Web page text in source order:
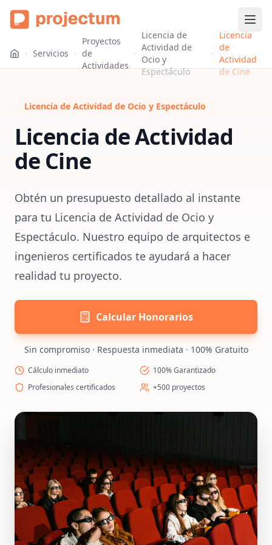
Servicios
Proyectos
de
Actividades
Licencia de
Actividad de
Ocio y
Espectáculo
Licencia
de
Actividad
de Cine
Licencia de Actividad de Ocio y Espectáculo
Licencia de Actividad
de Cine
Obtén un presupuesto detallado al instante
para tu Licencia de Actividad de Ocio y
Espectáculo. Nuestro equipo de arquitectos e
ingenieros certificados te ayudará a hacer
realidad tu proyecto.
Calcular Honorarios
Sin compromiso · Respuesta inmediata · 100% Gratuito
Cálculo inmediato
100% Garantizado
Profesionales certificados
+500 proyectos